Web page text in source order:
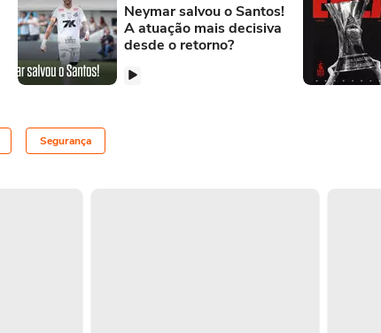
Neymar salvou o Santos!
A atuação mais decisiva
desde o retorno?
Segurança